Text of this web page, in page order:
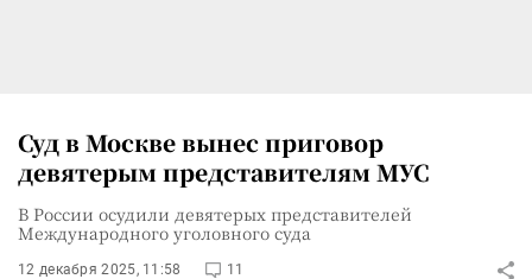
Суд в Москве вынес приговор
девятерым представителям МУС
В России осудили девятерых представителей
Международного уголовного суда
12 декабря 2025, 11:58 11